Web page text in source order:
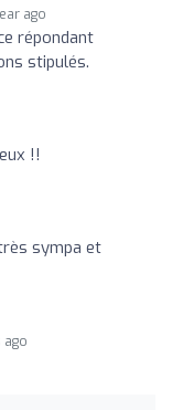
ago
répondant
stipulés.
!!
sympa et
ago